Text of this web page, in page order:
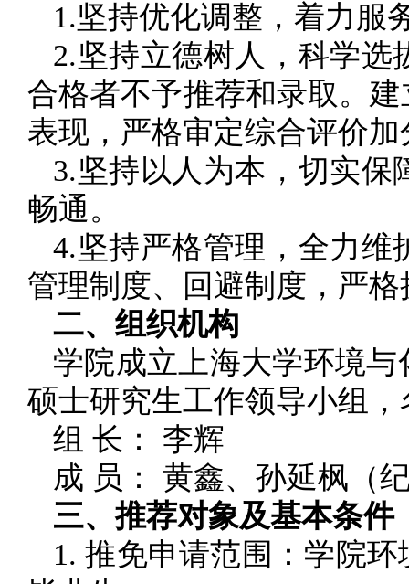
1.坚持优化调整，着力服
2.坚持立德树人，科学选
合格者不予推荐和录取。
表现，严格审定综合评价
3.坚持以人为本，切实保
畅通。
4.坚持严格管理，全力维
管理制度、回避制度，严
二、组织机构
学院成立上海大学环境
硕士研究生工作领导小组
组 长： 李辉
成 员： 黄鑫、孙延枫（
三、推荐对象及基本条件
1. 推免申请范围：学院